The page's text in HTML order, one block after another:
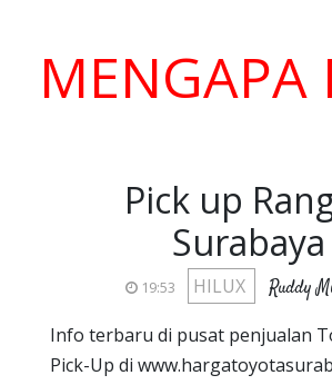
Pick up
Surabaya
19:53 HILUX Ruddy
Info terbaru di pusat penjualan
Pick-Up di